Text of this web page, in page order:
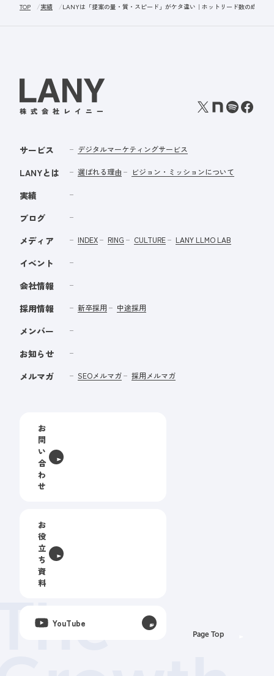
TOP 実績 LANYは「提案の量・質・スピード」がケタ違い｜ホットリード数の成長率
サービス デジタルマーケティングサービス
LANYとは 選ばれる理由 ビジョン・ミッションについて
実績
ブログ
メディア
INDEX RING CULTURE LANY LLMO LAB
イベント
会社情報
採用情報
新卒採用 中途採用
メンバー
お知らせ
メルマガ
SEOメルマガ 採用メルマガ
お
問
い
合
わ
せ
お
役
立
ち
資
料
YouTube
Page Top